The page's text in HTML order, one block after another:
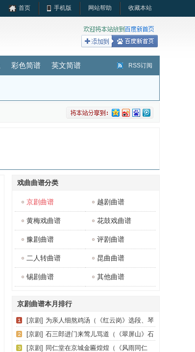
首页 手机版 网站帮助 收藏本站
彩色简谱 英文简谱 RSS订阅
戏曲曲谱分类
京剧曲谱 越剧曲谱
黄梅戏曲谱 花鼓戏曲谱
豫剧曲谱 评剧曲谱
二人转曲谱 昆曲曲谱
锡剧曲谱 其他曲谱
京剧曲谱本月排行
[京剧] 为亲人细熬鸡汤（《红云岗》选段、琴
谱）
[京剧] 石三郎进门来莺儿骂道（《翠屏山》石
秀唱段）
[京剧] 同仁堂在京城金匾煌煌（《风雨同仁